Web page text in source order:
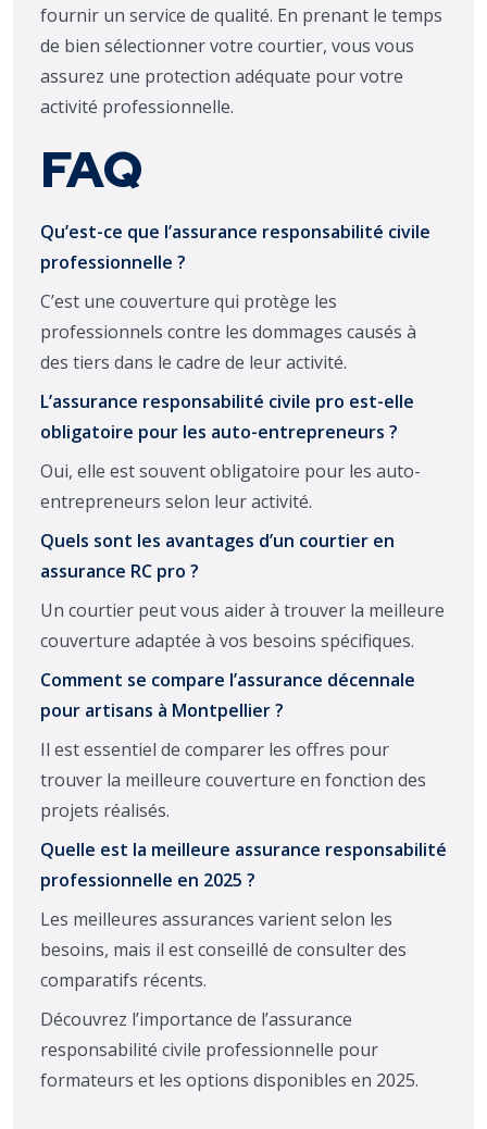
fournir un service de qualité. En prenant le temps
de bien sélectionner votre courtier, vous vous
assurez une protection adéquate pour votre
activité professionnelle.
FAQ
Qu’est-ce que l’assurance responsabilité civile
professionnelle ?
C’est une couverture qui protège les
professionnels contre les dommages causés à
des tiers dans le cadre de leur activité.
L’assurance responsabilité civile pro est-elle
obligatoire pour les auto-entrepreneurs ?
Oui, elle est souvent obligatoire pour les auto-
entrepreneurs selon leur activité.
Quels sont les avantages d’un courtier en
assurance RC pro ?
Un courtier peut vous aider à trouver la meilleure
couverture adaptée à vos besoins spécifiques.
Comment se compare l’assurance décennale
pour artisans à Montpellier ?
Il est essentiel de comparer les offres pour
trouver la meilleure couverture en fonction des
projets réalisés.
Quelle est la meilleure assurance responsabilité
professionnelle en 2025 ?
Les meilleures assurances varient selon les
besoins, mais il est conseillé de consulter des
comparatifs récents.
Découvrez l’importance de l’assurance
responsabilité civile professionnelle pour
formateurs et les options disponibles en 2025.